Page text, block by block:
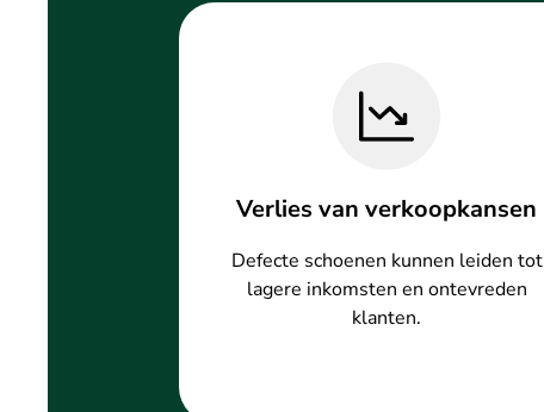
Verlies van verkoopkansen
Defecte schoenen kunnen leiden tot
lagere inkomsten en ontevreden
klanten.